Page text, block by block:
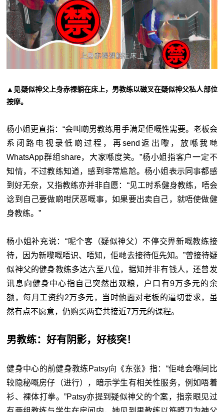
▲见疑似神父上身赤祼躺在床上，男教练以磁叉在疑似神父私人部位
按摩。
杨小姐更直指：“会叫啲男教练用手满足佢嘅性需要。老板会
系闭路电视录低啲过程，再send返出嚟，放喺我哋
WhatsApp群组share，大家喺度笑。”杨小姐指客户一定不
知情，不过教练知道，感到非常尴尬。杨小姐表示同事都感
到好无奈，又指教练亦并非自愿：“见工时系健身教练，唔会
谂到自己要做啲咁厌恶嘅事，如果要出卖自己，就唔使做健
身教练。”
杨小姐补充说：“呢个客（疑似神父）不停交畀新嘅教练接
待，因为新嚟嘅唔识、唔知，佢哋去接待佢先知。”曾接待疑
似神父的健身教练多达六至八位，据知并非有钱人，还曾发
讯息向健身中心指自己突然出双粮，户口有9万多元的余
额，每月工资约2万多元，当时他面对老板的逼切要求，虽
然有点不愿意，仍购买两套共接近7万元的课程。
男教练：好有阴影，好核突！
健身中心的前健身教练Patsy向《东张》指：“佢哋会喺间比
较隐秘嘅房仔（进行），暗示学生有相关性服务，例如唔着
衫、裸体打拳。”Patsy亦提到疑似神父的个案，指亲眼见过